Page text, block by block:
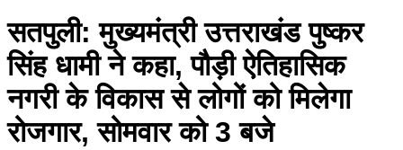
सतपुली: मुख्यमंत्री उत्तराखंड पुष्कर
सिंह धामी ने कहा, पौड़ी ऐतिहासिक
नगरी के विकास से लोगों को मिलेगा
रोजगार, सोमवार को 3 बजे